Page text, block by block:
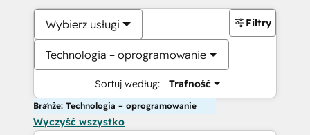
Wybierz usługi
Technologia – oprogramowanie
Sortuj według: Trafność
Filtry
Branże: Technologia – oprogramowanie
Wyczyść wszystko